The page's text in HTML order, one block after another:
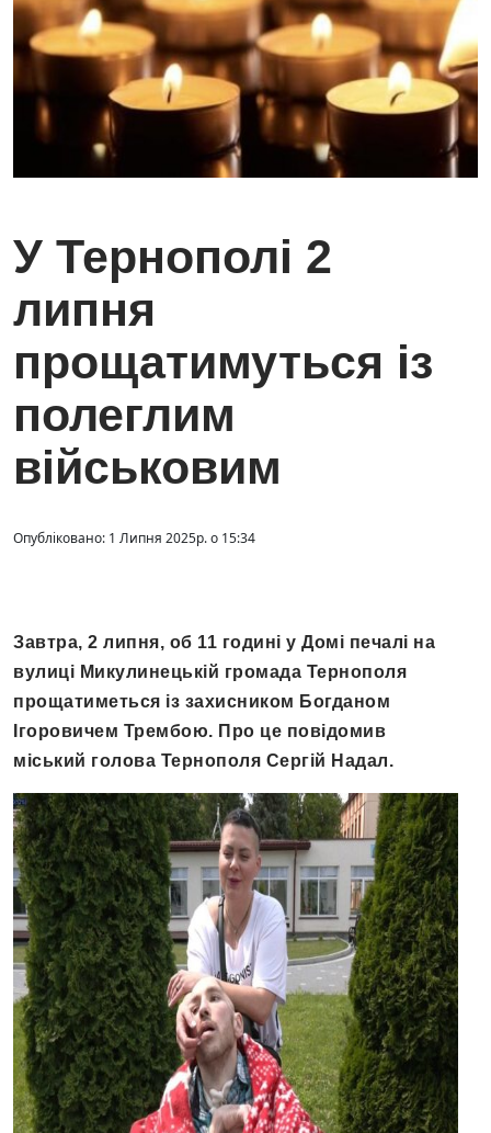
У Тернополі 2
липня
прощатимуться із
полеглим
військовим
Опубліковано: 1 Липня 2025р. о 15:34
Завтра, 2 липня, об 11 годині у Домі печалі на
вулиці Микулинецькій громада Тернополя
прощатиметься із захисником Богданом
Ігоровичем Трембою. Про це повідомив
міський голова Тернополя Сергій Надал.